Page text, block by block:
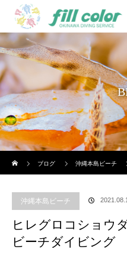
ブログ
沖縄本島ビーチ
沖縄本島ビーチ
ヒレグロコショウ
ビーチダイビング